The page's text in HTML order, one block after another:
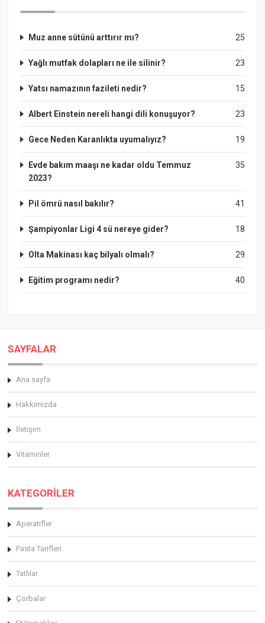
25
Muz anne sütünü arttırır mı?
23
Yağlı mutfak dolapları ne ile silinir?
15
Yatsı namazının fazileti nedir?
23
Albert Einstein nereli hangi dili konuşuyor?
19
Gece Neden Karanlıkta uyumalıyız?
35
Evde bakım maaşı ne kadar oldu Temmuz
2023?
41
Pil ömrü nasıl bakılır?
18
Şampiyonlar Ligi 4 sü nereye gider?
29
Olta Makinası kaç bilyalı olmalı?
40
Eğitim programı nedir?
SAYFALAR
Ana sayfa
Hakkimizda
İletişim
Vitaminler
KATEGORİLER
Aperatifler
Pasta Tarifleri
Tatlılar
Çorbalar